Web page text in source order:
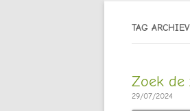
TAG
Zoek de
29/07/2024